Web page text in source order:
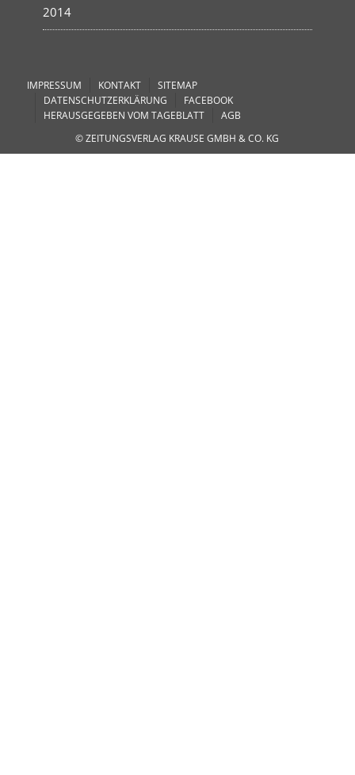
2014
IMPRESSUM KONTAKT
SITEMAP
DATENSCHUTZERKLÄRUNG
FACEBOOK
HERAUSGEGEBEN VOM TAGEBLATT
AGB
© ZEITUNGSVERLAG KRAUSE GMBH & CO. KG